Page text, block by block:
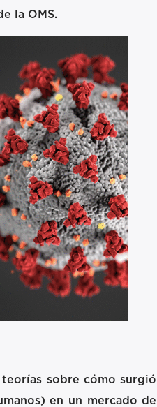
la OMS.
sobre cómo surgió
en un mercado de